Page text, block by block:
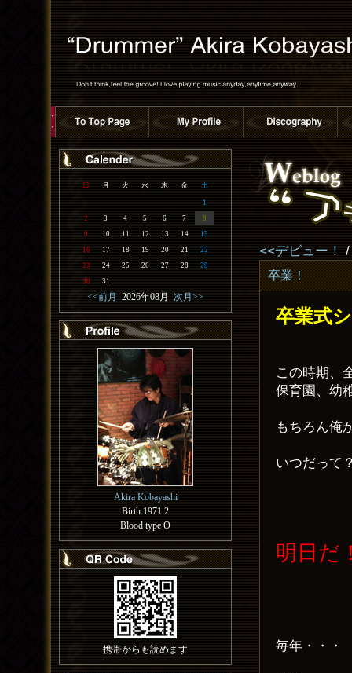
<<デビュー！
卒業！
卒業式
この時期、
保育園、幼
もちろん俺
いつだって
明日だ
毎年・・・
日 月 火 水 木 金 土
1
2
3 4 5 6 7
8
9
10 11 12 13 14
15
16
17 18 19 20 21
22
23
24 25 26 27 28
29
30
31
<<前月 2026年08月 次月>>
Akira Kobayashi
Birth 1971.2
Blood type O
携帯からも読めます